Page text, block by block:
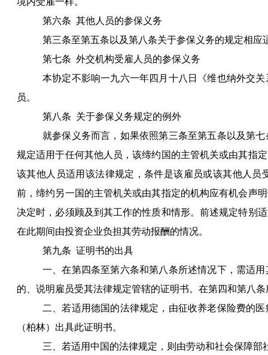
第六条 其他人员的参保义务
第三条至第五条以及第八条关于参保义务的规定相
第七条 外交机构受雇人员的参保义务
本协定不影响一九六一年四月十八日《维也纳外交
员。
第八条 关于参保义务规定的例外
就参保义务而言，如果依照第三条至第五条以及第
规定适用于任何其他人员，该缔约国的主管机关或由其指
该其他人员适用该法律规定，条件是该雇员或该其他人
前，缔约另一国的主管机关或由其指定的机构应有机会声
决定时，必须顾及到其工作的性质和情形。前述规定特别
在此期间由投资企业负担其劳动报酬的情况。
第九条 证明书的出具
一、在第四条至第六条和第八条所述情况下，需适
的、说明雇员受其法律规定管辖的证明书。在第四和第八
二、若适用德国的法律规定，由征收养老保险费的
（柏林）出具此证明书。
三、若适用中国的法律规定，则由劳动和社会保障